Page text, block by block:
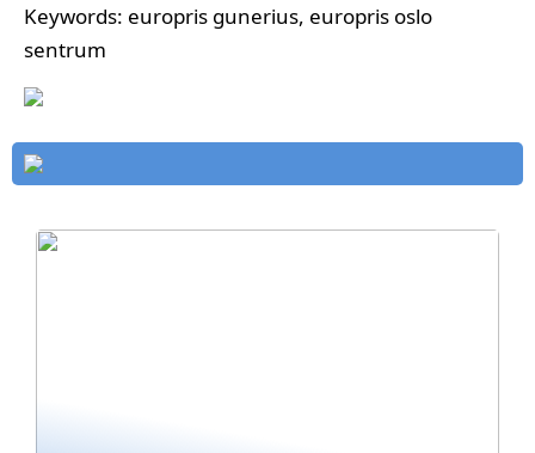
Keywords: europris gunerius, europris oslo
sentrum